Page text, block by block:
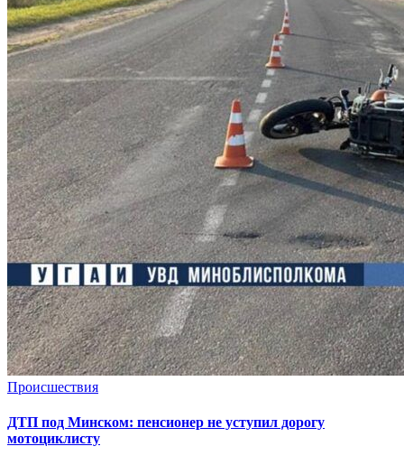
Происшествия
ДТП под Минском: пенсионер не уступил дорогу
мотоциклисту